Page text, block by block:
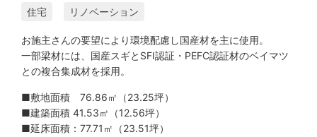
住宅 リノベーション
お施主さんの要望により環境配慮し国産材を主に使用。
一部梁材には、国産スギとSFI認証・PEFC認証材のベイマツ
との複合集成材を採用。
■敷地面積 76.86㎡（23.25坪）
■建築面積 41.53㎡（12.56坪）
■延床面積：77.71㎡（23.51坪）